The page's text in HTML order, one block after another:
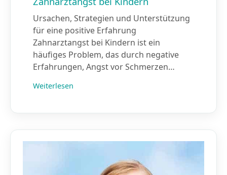
Ursachen, Strategien und Unterstützung
für eine positive Erfahrung
Zahnarztangst bei Kindern ist ein
häufiges Problem, das durch negative
Erfahrungen, Angst vor Schmerzen…
Weiterlesen